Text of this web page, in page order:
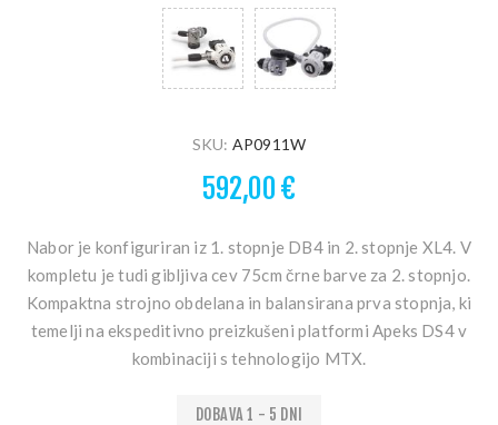
SKU: AP0911W
592,00 €
Nabor je konfiguriran iz 1. stopnje DB4 in 2. stopnje XL4. V
kompletu je tudi gibljiva cev 75cm črne barve za 2. stopnjo.
Kompaktna strojno obdelana in balansirana prva stopnja, ki
temelji na ekspeditivno preizkušeni platformi Apeks DS4 v
kombinaciji s tehnologijo MTX.
DOBAVA 1 - 5 DNI